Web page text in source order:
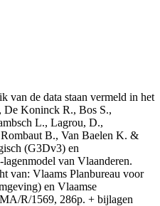
van de data staan vermeld in het
De Koninck R., Bos S.,
L., Lagrou, D.,
B., Van Baelen K. &
(G3Dv3) en
van Vlaanderen.
van: Vlaams Planbureau voor
en Vlaamse
R/1569, 286p. + bijlagen